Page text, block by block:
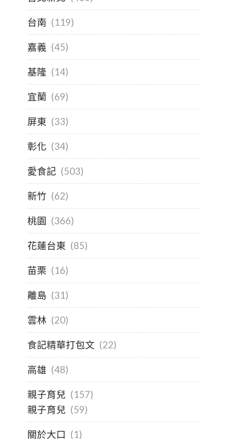
台南 (119)
嘉義 (45)
基隆 (14)
宜蘭 (69)
屏東 (33)
彰化 (34)
愛食記 (503)
新竹 (62)
桃園 (366)
花蓮台東 (85)
苗栗 (16)
離島 (31)
雲林 (20)
食記精華打包文 (22)
高雄 (48)
親子育兒 (157)
親子育兒 (59)
關於大口 (1)